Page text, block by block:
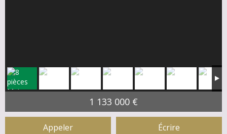
1 133 000 €
Appeler Écrire